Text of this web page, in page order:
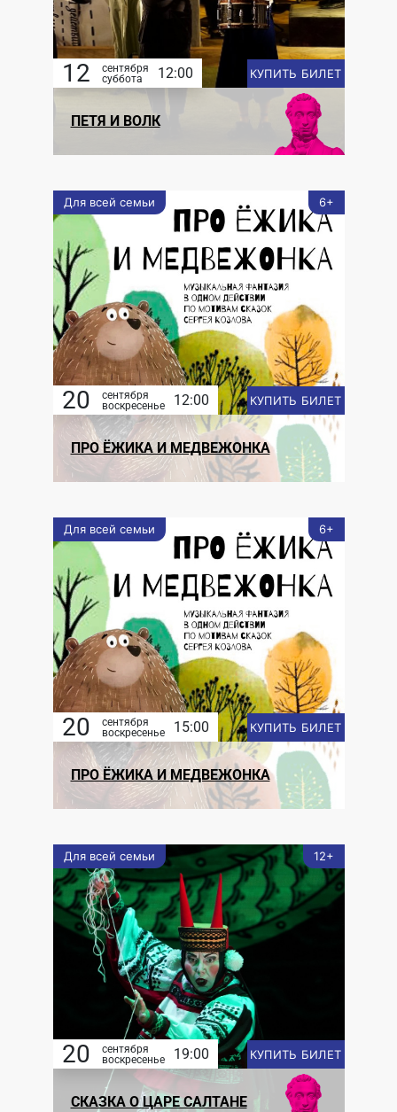
12
сентября
суббота
12:00 КУПИТЬ БИЛЕТ
ПЕТЯ И ВОЛК
Для всей семьи 6+
20
сентября
воскресенье
12:00 КУПИТЬ БИЛЕТ
ПРО ЁЖИКА И МЕДВЕЖОНКА
Для всей семьи 6+
20
сентября
воскресенье
15:00 КУПИТЬ БИЛЕТ
ПРО ЁЖИКА И МЕДВЕЖОНКА
Для всей семьи 12+
20
сентября
воскресенье
19:00 КУПИТЬ БИЛЕТ
СКАЗКА О ЦАРЕ САЛТАНЕ